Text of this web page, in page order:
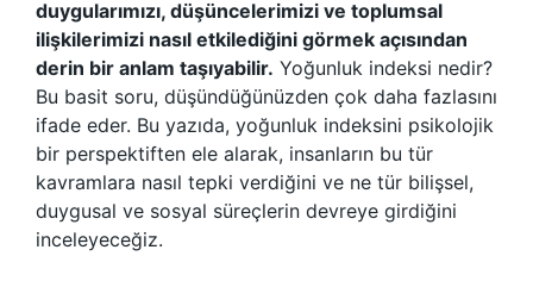
duygularımızı, düşüncelerimizi ve toplumsal
ilişkilerimizi nasıl etkilediğini görmek açısından
derin bir anlam taşıyabilir. Yoğunluk indeksi nedir?
Bu basit soru, düşündüğünüzden çok daha fazlasını
ifade eder. Bu yazıda, yoğunluk indeksini psikolojik
bir perspektiften ele alarak, insanların bu tür
kavramlara nasıl tepki verdiğini ve ne tür bilişsel,
duygusal ve sosyal süreçlerin devreye girdiğini
inceleyeceğiz.